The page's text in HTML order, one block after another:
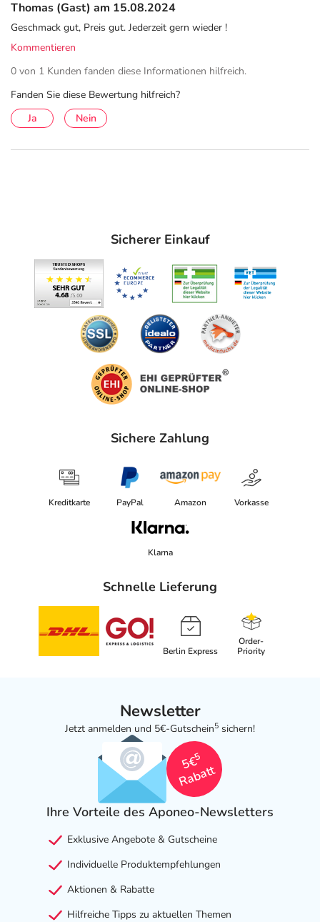
Informationen zu diesem Lebensmittel (wie z. B. Zutaten,
hinterlegt. (oben)
Thomas (Gast) am 15.08.2024
Geschmack gut, Preis gut. Jederzeit gern wieder !
Kommentieren
0 von 1 Kunden fanden diese Informationen hilfreich.
Fanden Sie diese Bewertung hilfreich?
Ja
Nein
Sicherer Einkauf
Sichere Zahlung
Kreditkarte PayPal Amazon Vorkasse
Klarna
Schnelle Lieferung
Berlin Express
Order-
Priority
Newsletter
Jetzt anmelden und 5€-Gutschein5 sichern!
5€
5
Rabatt
Ihre Vorteile des Aponeo-Newsletters
Exklusive Angebote & Gutscheine
Individuelle Produktempfehlungen
Aktionen & Rabatte
Hilfreiche Tipps zu aktuellen Themen